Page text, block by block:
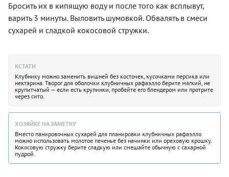
Бросить их в кипящую воду и после того как всплывут,
варить 3 минуты. Выловить шумовкой. Обвалять в смеси
сухарей и сладкой кокосовой стружки.
КСТАТИ
Клубнику можно заменить вишней без косточек, кусочками персика или
нектарина. Творог для оболочки клубничных рафаэлло берите мягкий, не
крупитчатый — если есть крупинки, пробейте его блендером или протрите
через сито.
ХОЗЯЙКЕ НА ЗАМЕТКУ
Вместо панировочных сухарей для планировки клубничных рафаэлло
можно использовать молотое печенье без начинки или ореховую крошку.
Кокосовую стружку берите сладкую или смешайте обычную с сахарной
пудрой.